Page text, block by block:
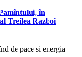
în
Treilea Razboi
de pace si energia